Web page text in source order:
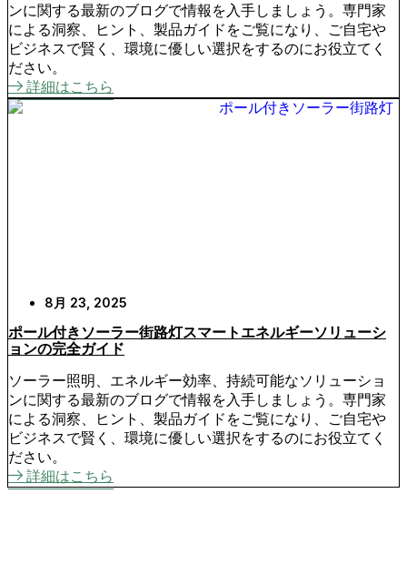
ンに関する最新のブログで情報を入手しましょう。専門家
による洞察、ヒント、製品ガイドをご覧になり、ご自宅や
ビジネスで賢く、環境に優しい選択をするのにお役立てく
ださい。
詳細はこちら
8月 23, 2025
ポール付きソーラー街路灯スマートエネルギーソリューシ
ョンの完全ガイド
ソーラー照明、エネルギー効率、持続可能なソリューショ
ンに関する最新のブログで情報を入手しましょう。専門家
による洞察、ヒント、製品ガイドをご覧になり、ご自宅や
ビジネスで賢く、環境に優しい選択をするのにお役立てく
ださい。
詳細はこちら